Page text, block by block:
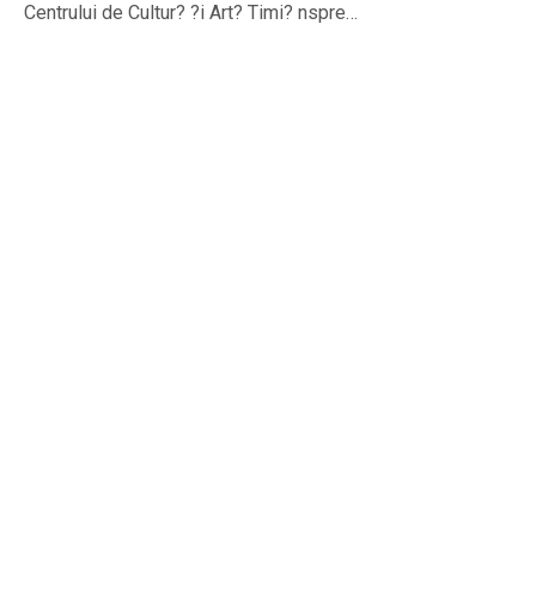
Centrului de Cultur? ?i Art? Timi? nspre…